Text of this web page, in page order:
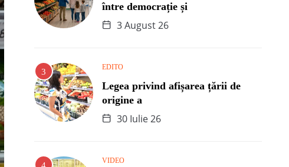
între democrație și
3 August 26
EDITO
Legea privind afișarea țării de
origine a
30 Iulie 26
VIDEO